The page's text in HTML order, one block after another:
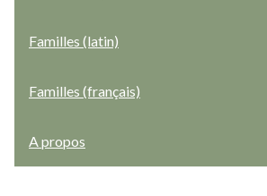
Familles (latin)
Familles (français)
A propos